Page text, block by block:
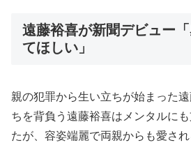
遠藤裕喜が新聞デビュー
てほしい」
親の犯罪から生い立ちが始まった
ちを背負う遠藤裕喜はメンタルに
たが、容姿端麗で両親からも愛さ